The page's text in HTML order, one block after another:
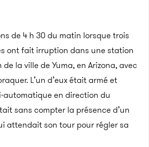
de 4 h 30 du matin lorsque trois
ont fait irruption dans une station
la ville de Yuma, en Arizona, avec
L’un d’eux était armé et
automatique en direction du
sans compter la présence d’un
attendait son tour pour régler sa